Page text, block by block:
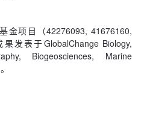
金项目（42276093, 41676160,
发表于GlobalChange Biology,
Biogeosciences, Marine